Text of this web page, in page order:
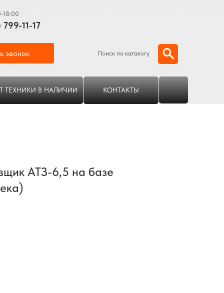
799-11-17
18:00
звонок Поиск по каталогу
ТЕХНИКИ В НАЛИЧИИ КОНТАКТЫ
АТЗ-6,5 на базе